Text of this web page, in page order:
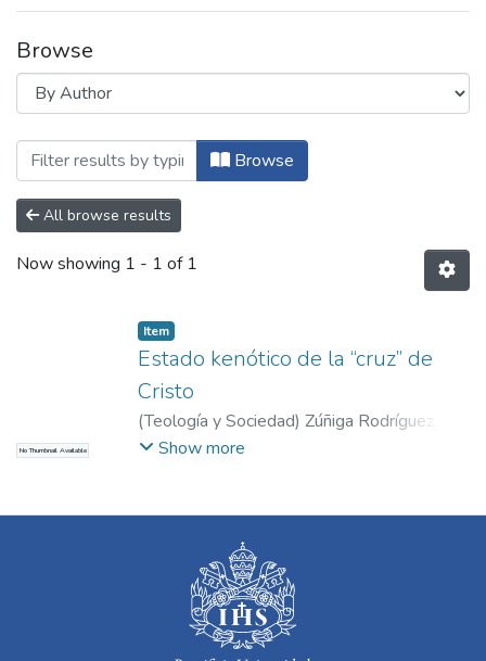
Browse
Browsing Teología y Sociedad by
Browse
All browse results
Now showing 1 - 1 of 1
No Thumbnail Available
Item
Estado kenótico de la “cruz” de
Cristo
(Teología y Sociedad) Zúñiga Rodríguez,
Wilfrido
Show more